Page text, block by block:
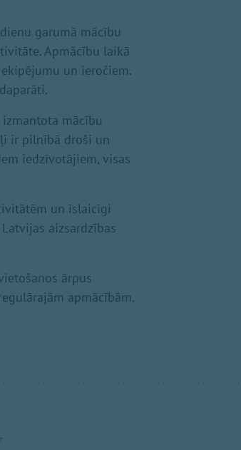
garumā mācību
Apmācību laikā
un ieročiem.
mācību
ir pilnībā droši un
iedzīvotājiem, visas
un īslaicīgi
aizsardzības
ārpus
apmācībām,